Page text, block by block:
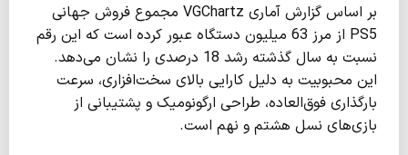
بر اساس گزارش آماری VGChartz مجموع فروش جهانی
PS5 از مرز 63 میلیون دستگاه عبور کرده است که این رقم
نسبت به سال گذشته رشد 18 درصدی را نشان می‌دهد.
این محبوبیت به دلیل کارایی بالای سخت‌افزاری، سرعت
بارگذاری فوق‌العاده، طراحی ارگونومیک و پشتیبانی از
بازی‌های نسل هشتم و نهم است.